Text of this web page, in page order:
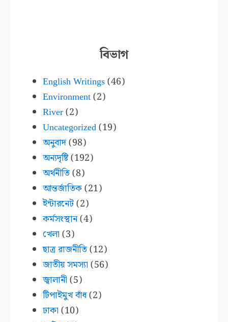
বিভাগ
English Writings(46)
Environment(2)
River(2)
Uncategorized(19)
অনুবাদ(98)
অন্যদৃষ্টি(192)
অর্থনীতি(8)
আন্তর্জাতিক(21)
ইন্টারনেট(2)
কর্মসংস্থান(4)
খেলা (3)
ছাত্র রাজনীতি(12)
জাতীয় সমস্যা (56)
জ্বালানী (5)
টিপাইমুখ বাঁধ(2)
ঢাকা (10)